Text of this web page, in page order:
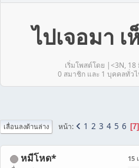
ไปเจอมา
เริ่มโพสต์โดย |<3N, 18
0 สมาชิก และ 1 บุคคลทั่ว
เลื่อนลงด้านล่าง หน้า 1 2 3 4 5 6 7
หมีโหด* 15